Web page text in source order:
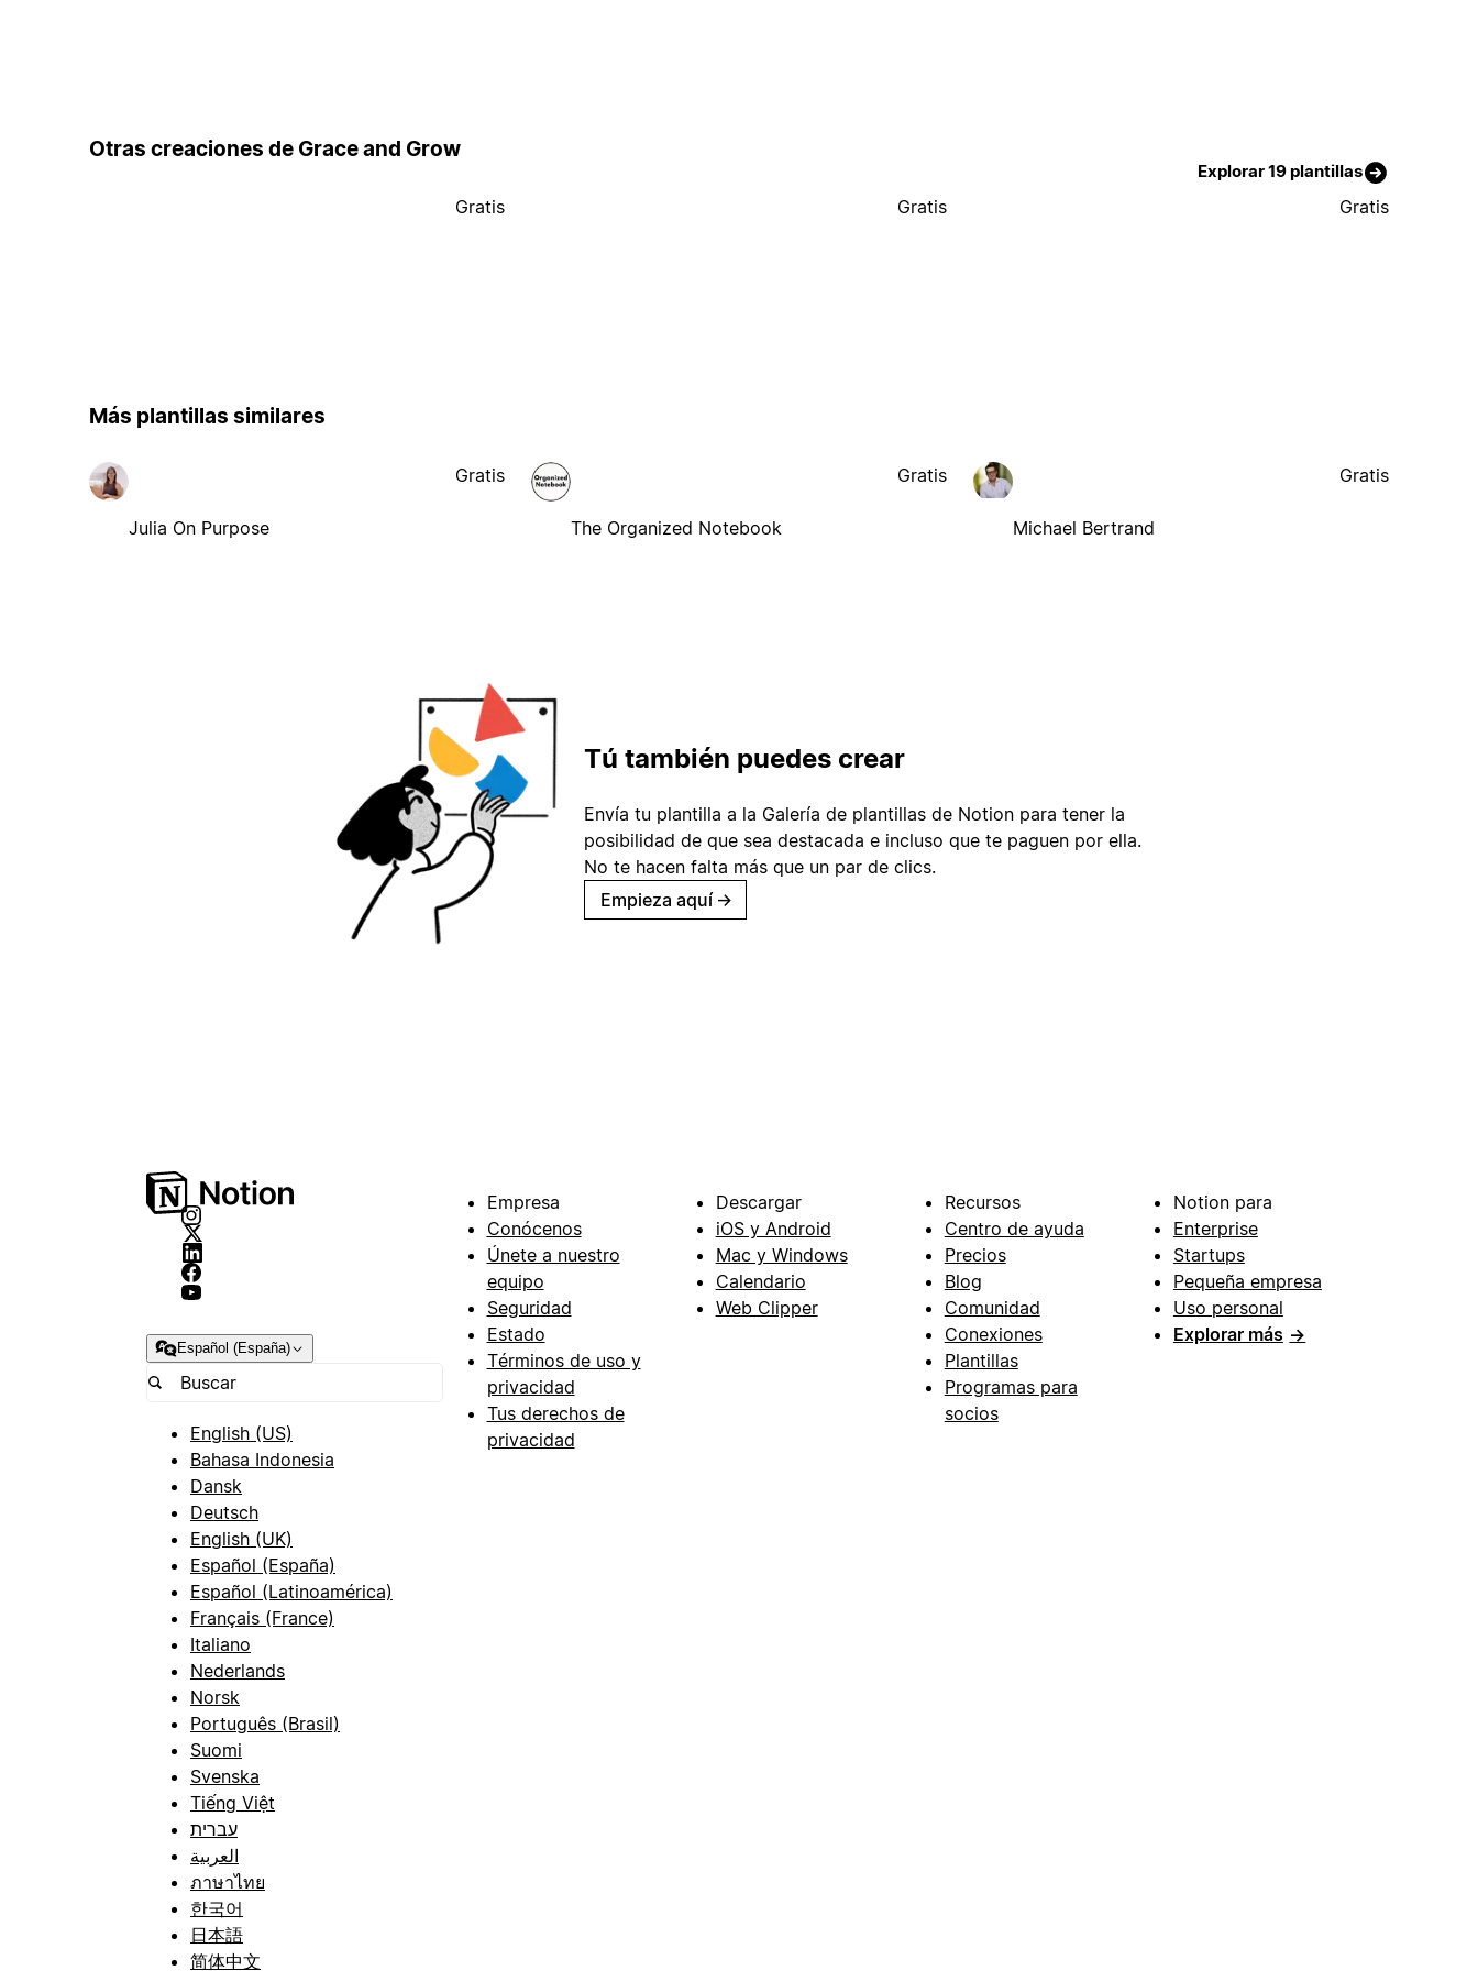
Otras creaciones de Grace and Grow
Explorar 19 plantillas
Gratis Gratis Gratis
Más plantillas similares
Julia On Purpose
Gratis
The Organized Notebook
Gratis
Michael Bertrand
Gratis
Tú también puedes crear
Envía tu plantilla a la Galería de plantillas de Notion para tener la
posibilidad de que sea destacada e incluso que te paguen por ella.
No te hacen falta más que un par de clics.
Empieza aquí →
Español (España)
English (US)
Bahasa Indonesia
Dansk
Deutsch
English (UK)
Español (España)
Español (Latinoamérica)
Français (France)
Italiano
Nederlands
Norsk
Português (Brasil)
Suomi
Svenska
Tiếng Việt
עברית
العربية
ภาษาไทย
한국어
日本語
简体中文
Empresa
Conócenos
Únete a nuestro
equipo
Seguridad
Estado
Términos de uso y
privacidad
Tus derechos de
privacidad
Descargar
iOS y Android
Mac y Windows
Calendario
Web Clipper
Recursos
Centro de ayuda
Precios
Blog
Comunidad
Conexiones
Plantillas
Programas para
socios
Notion para
Enterprise
Startups
Pequeña empresa
Uso personal
Explorar más →